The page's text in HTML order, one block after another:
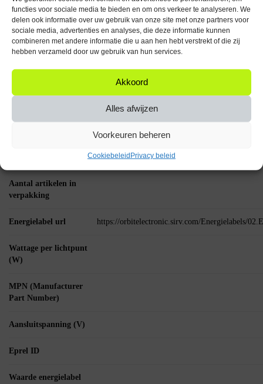
functies voor sociale media te bieden en om ons verkeer te analyseren. We
delen ook informatie over uw gebruik van onze site met onze partners voor
sociale media, advertenties en analyses, die deze informatie kunnen
combineren met andere informatie die u aan hen hebt verstrekt of die zij
hebben verzameld door uw gebruik van hun services.
Akkoord
Alles afwijzen
Voorkeuren beheren
CookiebeleidPrivacy beleid
Belangrijke Specificaties
Fitting: E27
Vermogen: 2W
Kleurtemperatuur: 2400K Warm wit
Breng warmte en efficiëntie in je huis met de Spectrum LED Lamp E27
2W – de perfecte keuze voor een sfeervol en duurzaam interieur!
Aantal artikelen in
verpakking
Energielabel url https://orbitelectronic.sirv.com/Energielabels/
Wattage per lichtpunt
(W)
MPN (Manufacturer
Part Number)
Aansluitspanning (V)
Eprel ID
Waarde energielabel